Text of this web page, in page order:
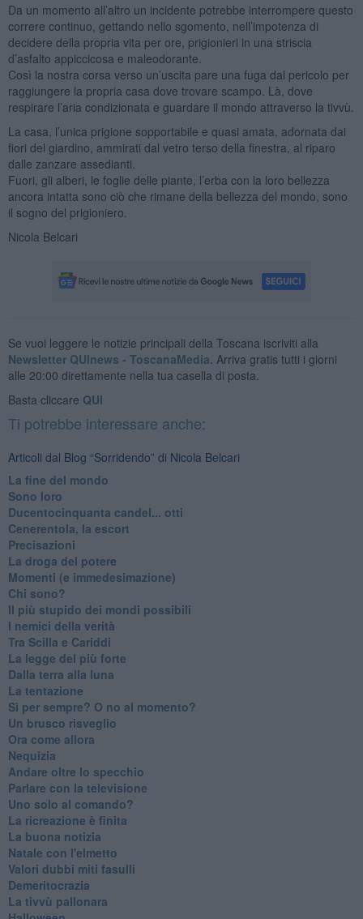
Da un momento all’altro un incidente potrebbe interrompere questo
correre continuo, gettando nello sgomento, nell’impotenza di
decidere della propria vita per ore, prigionieri in una striscia
d’asfalto appiccicosa e maleodorante.
Così la nostra corsa verso un’uscita pare una fuga dal pericolo per
raggiungere la propria casa dove trovare scampo. Là, dove
respirare l’aria condizionata e guardare il mondo attraverso la tivvù.
La casa, l’unica prigione sopportabile e quasi amata, adornata dai
fiori del giardino, ammirati dal vetro terso della finestra, al riparo
dalle zanzare assedianti.
Fuori, gli alberi, le foglie delle piante, l’erba con la loro bellezza
ancora intatta sono ciò che rimane della bellezza del mondo, sono
il sogno del prigioniero.
Nicola Belcari
Se vuoi leggere le notizie principali della Toscana iscriviti alla
Newsletter QUInews - ToscanaMedia. Arriva gratis tutti i giorni
alle 20:00 direttamente nella tua casella di posta.
Basta cliccare QUI
Ti potrebbe interessare anche:
Articoli dal Blog “Sorridendo” di Nicola Belcari
La fine del mondo
Sono loro
Ducentocinquanta candel... otti
Cenerentola, la escort
Precisazioni
La droga del potere
Momenti (e immedesimazione)
Chi sono?
Il più stupido dei mondi possibili
I nemici della verità
Tra Scilla e Cariddi
La legge del più forte
Dalla terra alla luna
La tentazione
​Sì per sempre? O no al momento?
Un brusco risveglio
Ora come allora
Nequizia
Andare oltre lo specchio
Parlare con la televisione
Uno solo al comando?
La ricreazione è finita
La buona notizia
Natale con l'elmetto
Valori dubbi miti fasulli
Demeritocrazia
La tivvù pallonara